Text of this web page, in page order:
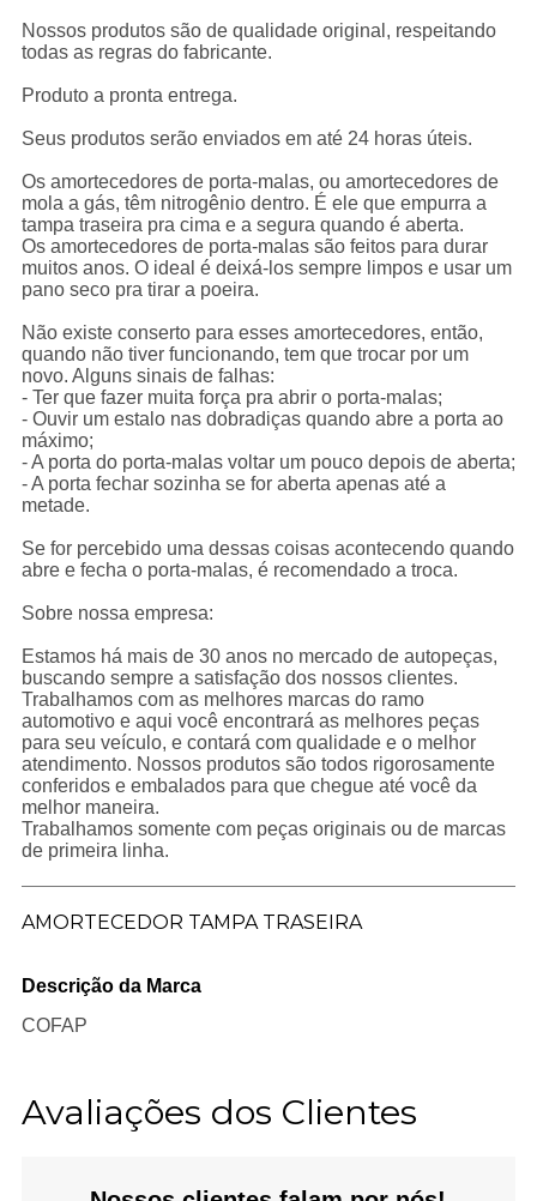
Nossos produtos são de qualidade original, respeitando
todas as regras do fabricante.
Produto a pronta entrega.
Seus produtos serão enviados em até 24 horas úteis.
Os amortecedores de porta-malas, ou amortecedores de
mola a gás, têm nitrogênio dentro. É ele que empurra a
tampa traseira pra cima e a segura quando é aberta.
Os amortecedores de porta-malas são feitos para durar
muitos anos. O ideal é deixá-los sempre limpos e usar um
pano seco pra tirar a poeira.
Não existe conserto para esses amortecedores, então,
quando não tiver funcionando, tem que trocar por um
novo. Alguns sinais de falhas:
- Ter que fazer muita força pra abrir o porta-malas;
- Ouvir um estalo nas dobradiças quando abre a porta ao
máximo;
- A porta do porta-malas voltar um pouco depois de aberta;
- A porta fechar sozinha se for aberta apenas até a
metade.
Se for percebido uma dessas coisas acontecendo quando
abre e fecha o porta-malas, é recomendado a troca.
Sobre nossa empresa:
Estamos há mais de 30 anos no mercado de autopeças,
buscando sempre a satisfação dos nossos clientes.
Trabalhamos com as melhores marcas do ramo
automotivo e aqui você encontrará as melhores peças
para seu veículo, e contará com qualidade e o melhor
atendimento. Nossos produtos são todos rigorosamente
conferidos e embalados para que chegue até você da
melhor maneira.
Trabalhamos somente com peças originais ou de marcas
de primeira linha.
AMORTECEDOR TAMPA TRASEIRA
Descrição da Marca
COFAP
Avaliações dos Clientes